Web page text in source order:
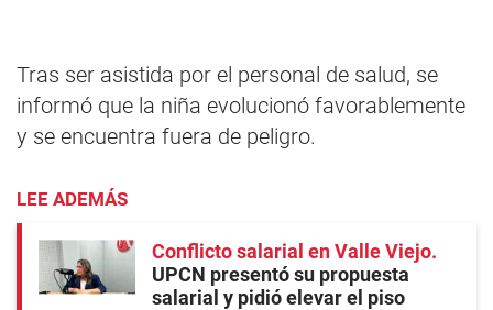
Tras ser asistida por el personal de salud, se
informó que la niña evolucionó favorablemente
y se encuentra fuera de peligro.
LEE ADEMÁS
Conflicto salarial en Valle Viejo
UPCN presentó su propuesta
salarial y pidió elevar el piso